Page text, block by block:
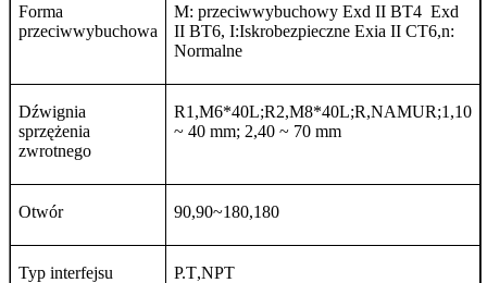
Forma
przeciwwybuchowa
M: przeciwwybuchowy Exd II BT4 Exd
II BT6, I:Iskrobezpieczne Exia II CT6,n:
Normalne
Dźwignia
sprzężenia
zwrotnego
R1 ,M6*40L;R2,M8*40L;R,NAMUR;1 ,10
~ 40 mm; 2,40 ~ 70 mm
Otwór 90,90~180,180
Typ interfejsu P.T,NPT